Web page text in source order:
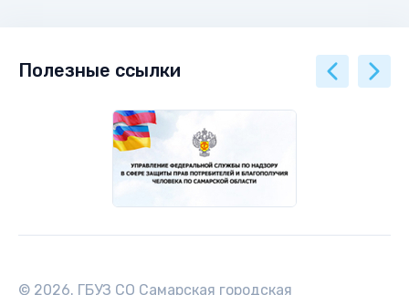
Полезные ссылки
© 2026. ГБУЗ СО Самарская городская